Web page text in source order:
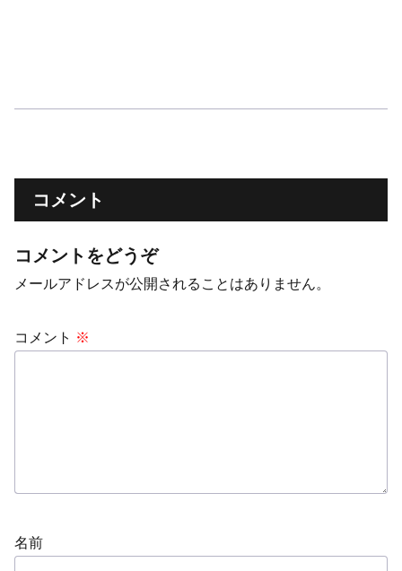
コメント
コメントをどうぞ
メールアドレスが公開されることはありません。
コメント ※
名前